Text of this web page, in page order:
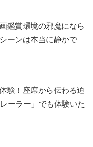
鑑賞環境の邪魔になら
ーンは本当に静かで
験！座席から伝わる迫
ーラー」でも体験いた